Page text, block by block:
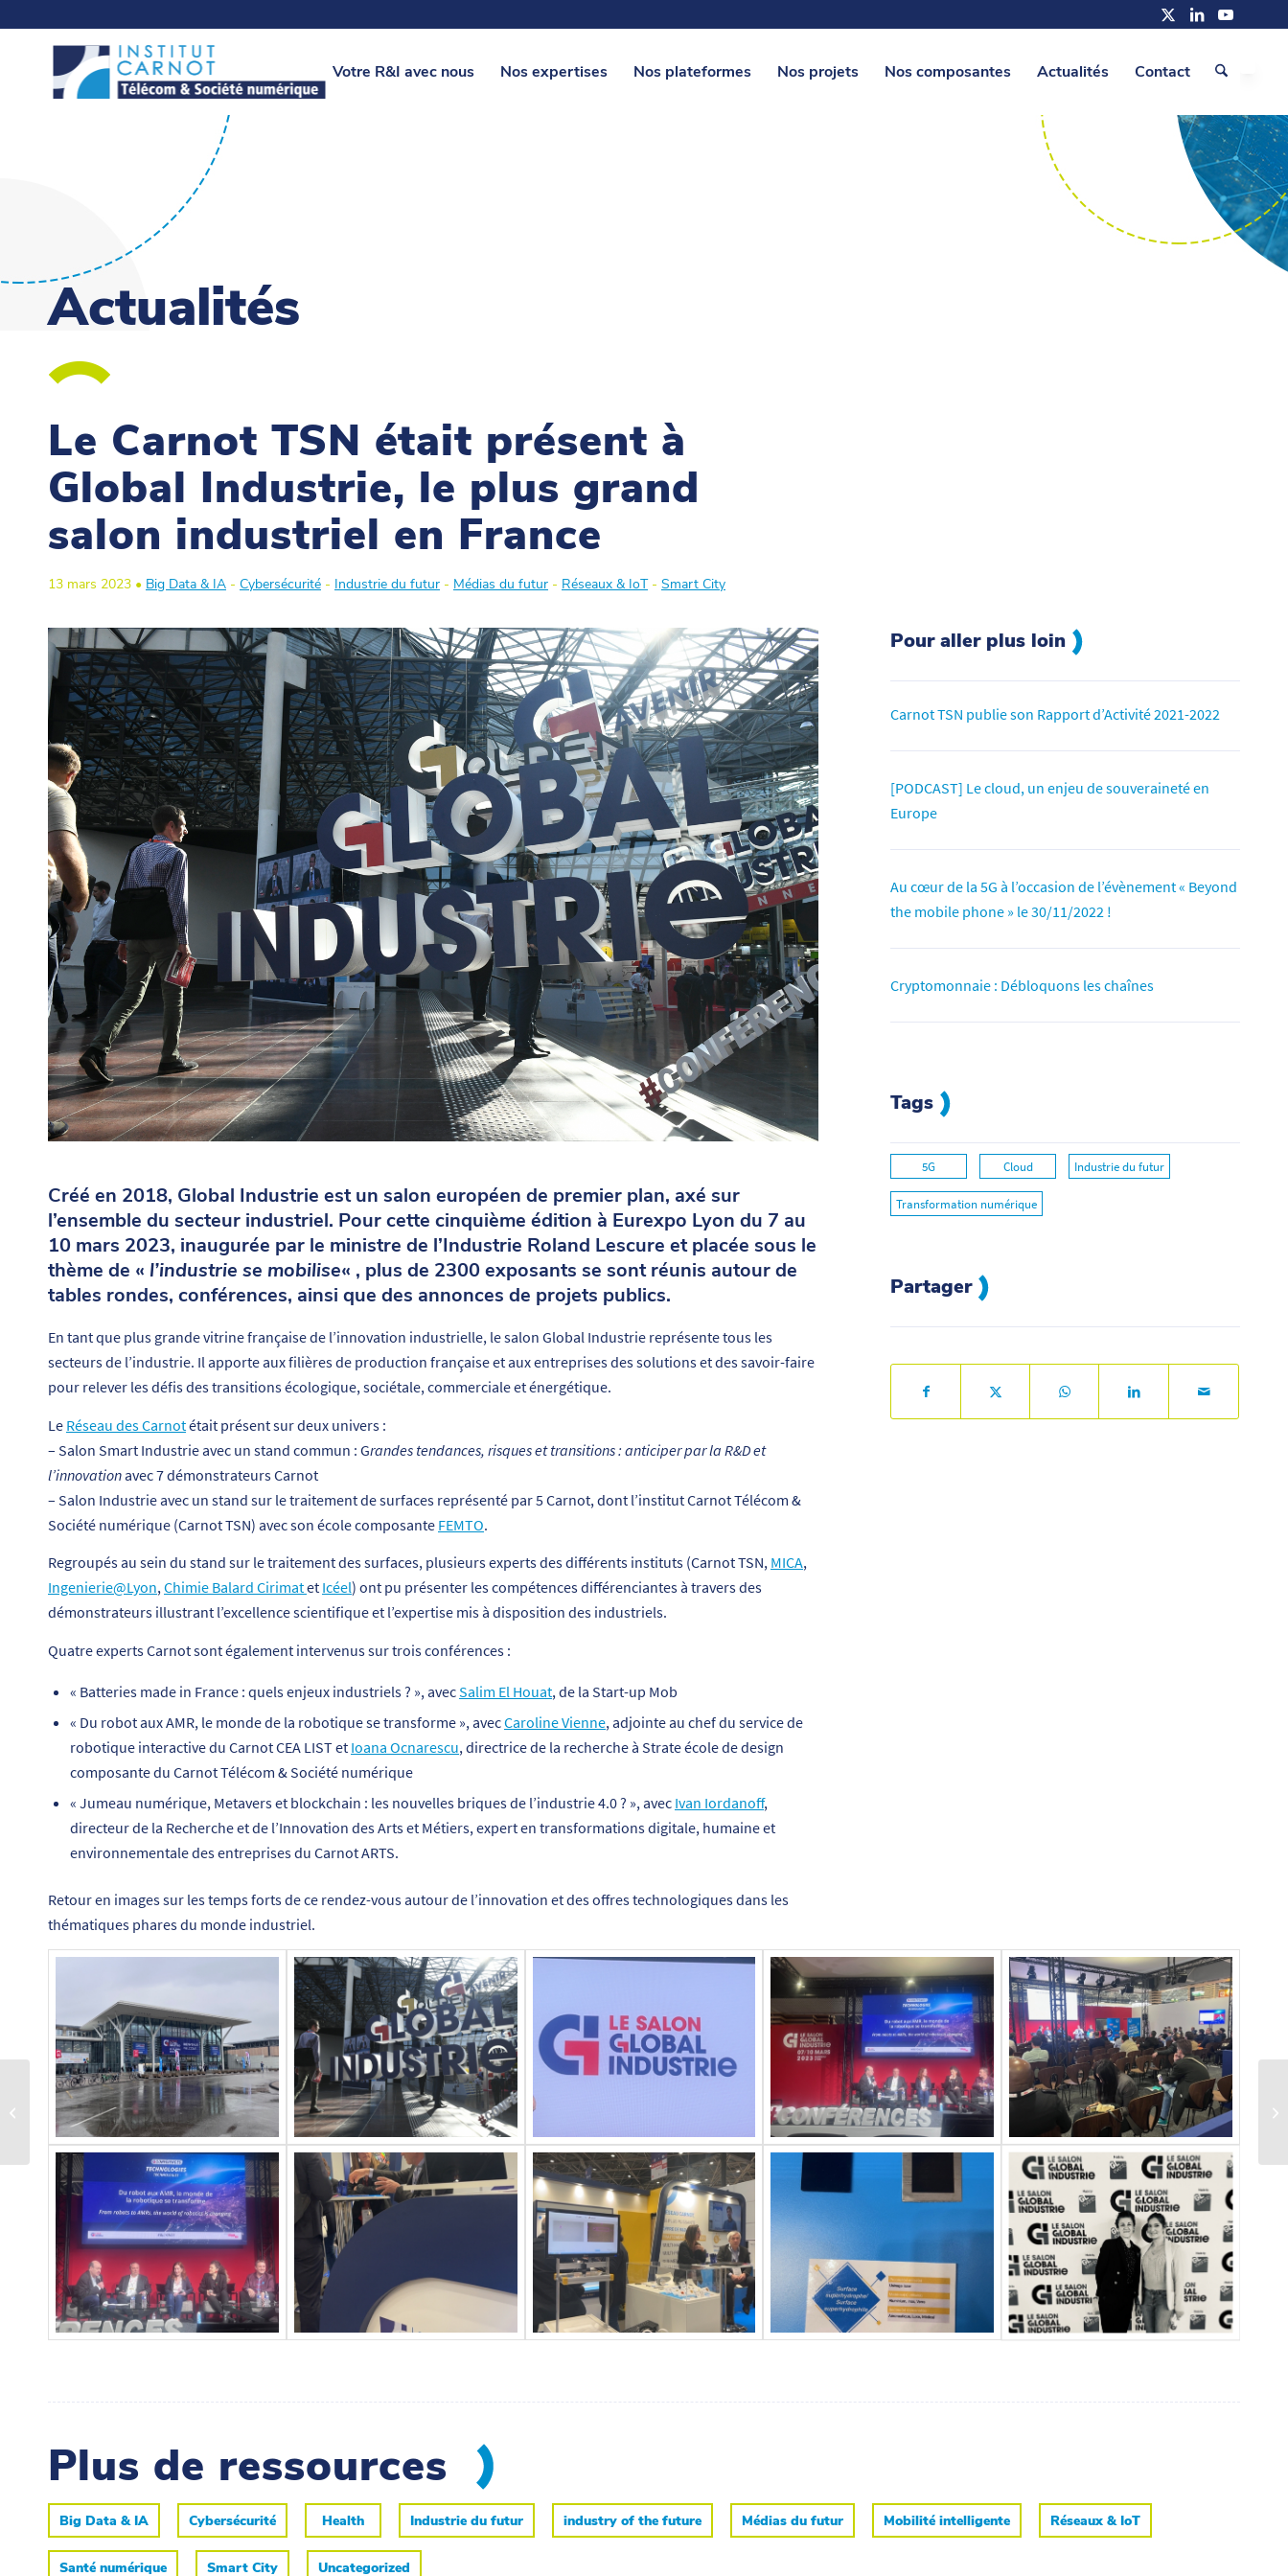
Votre R&I avec nous Nos expertises Nos plateformes Nos projets Nos composantes Actualités Contact
Actualités
Le Carnot TSN était présent à
Global Industrie, le plus grand
salon industriel en France
13 mars 2023 • Big Data & IA - Cybersécurité - Industrie du futur - Médias du futur - Réseaux & IoT- Smart City
Créé en 2018, Global Industrie est un salon européen de premier plan, axé sur
l’ensemble du secteur industriel. Pour cette cinquième édition à Eurexpo Lyon du 7 au
10 mars 2023, inaugurée par le ministre de l’Industrie Roland Lescure et placée sous le
thème de « l’industrie se mobilise« , plus de 2300 exposants se sont réunis autour de
tables rondes, conférences, ainsi que des annonces de projets publics.
En tant que plus grande vitrine française de l’innovation industrielle, le salon Global Industrie représente tous les
secteurs de l’industrie. Il apporte aux filières de production française et aux entreprises des solutions et des savoir-faire
pour relever les défis des transitions écologique, sociétale, commerciale et énergétique.
Le Réseau des Carnotétait présent sur deux univers :
– Salon Smart Industrie avec un stand commun : Grandes tendances, risques et transitions : anticiper par la R&D et
l’innovationavec 7 démonstrateurs Carnot
– Salon Industrie avec un stand sur le traitement de surfaces représenté par 5 Carnot, dont l’institut Carnot Télécom &
Société numérique (Carnot TSN) avec son école composante FEMTO.
Regroupés au sein du stand sur le traitement des surfaces, plusieurs experts des différents instituts (Carnot TSN, MICA,
Ingenierie@Lyon,Chimie Balard Cirimatet Icéel) ont pu présenter les compétences différenciantes à travers des
démonstrateurs illustrant l’excellence scientifique et l’expertise mis à disposition des industriels.
Quatre experts Carnot sont également intervenus sur trois conférences :
« Batteries made in France : quels enjeux industriels ? », avecSalim El Houat, de la Start-up Mob
« Du robot aux AMR, le monde de la robotique se transforme », avecCaroline Vienne, adjointe au chef du service de
robotique interactive du Carnot CEA LIST et Ioana Ocnarescu, directrice de la recherche à Strate école de design
composante du Carnot Télécom & Société numérique
« Jumeau numérique, Metavers et blockchain : les nouvelles briques de l’industrie 4.0 ? », avec Ivan Iordanoff,
directeur de la Recherche et de l’Innovation des Arts et Métiers, expert en transformations digitale, humaine et
environnementale des entreprises du Carnot ARTS.
Retour en images sur les temps forts de ce rendez-vous autour de l’innovation et des offres technologiques dans les
thématiques phares du monde industriel.
Pour aller plus loin
Carnot TSN publie son Rapport d’Activité 2021-2022
[PODCAST] Le cloud, un enjeu de souveraineté en
Europe
Au cœur de la 5G à l’occasion de l’évènement « Beyond
the mobile phone » le 30/11/2022 !
Cryptomonnaie : Débloquons les chaînes
Tags
5G Cloud Industrie du futur
Transformation numérique
Partager
Plus de ressources
Big Data & IA Cybersécurité Health Industrie du futur industry of the future Médias du futur Mobilité intelligente Réseaux & IoT
Santé numérique Smart City Uncategorized
[PODCAST] Santé :
prévenir pour mieux
vieillir